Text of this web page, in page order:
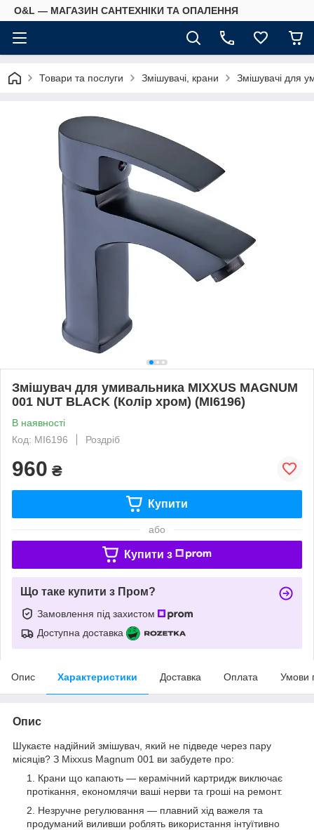
O&L — МАГАЗИН САНТЕХНІКИ ТА ОПАЛЕННЯ
Товари та послуги Змішувачі, крани Змішувачі для
Змішувач для умивальника MIXXUS MAGNUM
001 NUT BLACK (Колір хром) (MI6196)
В наявності
Код: MI6196
Роздріб
960 ₴
Купити
або
Купити з
Що таке купити з Пром?
Замовлення під захистом
Доступна доставка
Опис Характеристики Доставка Оплата Умови
Опис
Шукаєте надійний змішувач, який не підведе через пару
місяців? З Mixxus Magnum 001 ви забудете про:
Крани що капають — керамічний картридж виключає
протікання, економлячи ваші нерви та гроші на ремонт.
Незручне регулювання — плавний хід важеля та
продуманий виливши роблять використання інтуїтивно